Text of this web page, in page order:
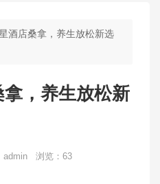
酒店桑拿，养生放松新选
，养生放松新
admin 浏览：63